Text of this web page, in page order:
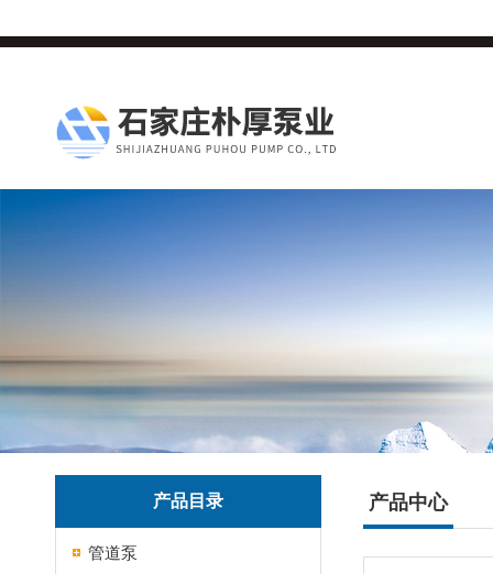
产品目录
管道泵
产品中心